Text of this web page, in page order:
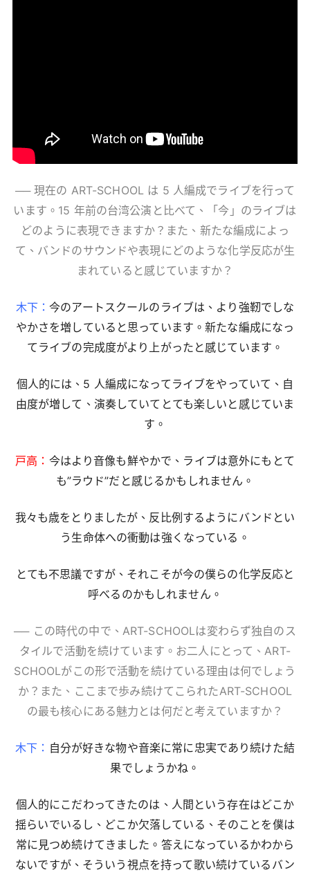
── 現在の ART-SCHOOL は 5 人編成でライブを行って
います。15 年前の台湾公演と比べて、「今」のライブは
どのように表現できますか？また、新たな編成によっ
て、バンドのサウンドや表現にどのような化学反応が生
まれていると感じていますか？
木下：今のアートスクールのライブは、より強靭でしな
やかさを増していると思っています。新たな編成になっ
てライブの完成度がより上がったと感じています。
個人的には、5 人編成になってライブをやっていて、自
由度が増して、演奏していてとても楽しいと感じていま
す。
戸高： 今はより音像も鮮やかで、ライブは意外にもとて
も”ラウド”だと感じるかもしれません。
我々も歳をとりましたが、反比例するようにバンドとい
う生命体への衝動は強くなっている。
とても不思議ですが、それこそが今の僕らの化学反応と
呼べるのかもしれません。
── この時代の中で、ART-SCHOOLは変わらず独自のス
タイルで活動を続けています。お二人にとって、ART-
SCHOOLがこの形で活動を続けている理由は何でしょう
か？また、ここまで歩み続けてこられたART-SCHOOL
の最も核心にある魅力とは何だと考えていますか？
木下： 自分が好きな物や音楽に常に忠実であり続けた結
果でしょうかね。
個人的にこだわってきたのは、人間という存在はどこか
揺らいでいるし、どこか欠落している、そのことを僕は
常に見つめ続けてきました。答えになっているかわから
ないですが、そういう視点を持って歌い続けているバン